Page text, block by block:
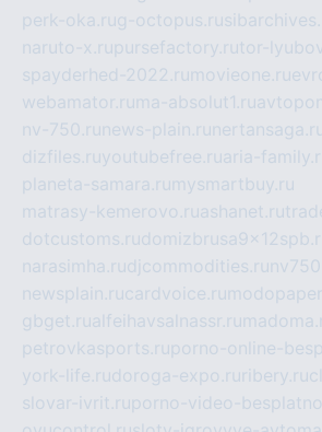
perk-oka.rug-octopus.ru
naruto-x.rupursefactory.rutor-
spayderhed-2022.ru movieone.ru
webamator.ru ma-absolut1.ru
nv-750.ru news-plain.ru
dizfiles.ruyoutubefree.ruaria-
planeta-samara.ru mysmartbuy.ru
matrasy-kemerovo.ruashanet.ru
dotcustoms.ru
narasimha.rudjcommodities.ru
newsplain.rucardvoice.ru
gbget.rualfeihavsalnassr.ru
petrovkasports.ruporno-online-
york-life.rudoroga-expo.ru ribery.ru
slovar-ivrit.ruporno-video-